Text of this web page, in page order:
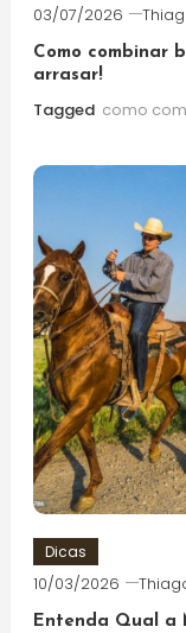
03/07/2026
Como combinar
arrasar!
Tagged como
Dicas
10/03/2026
Entenda Qual a